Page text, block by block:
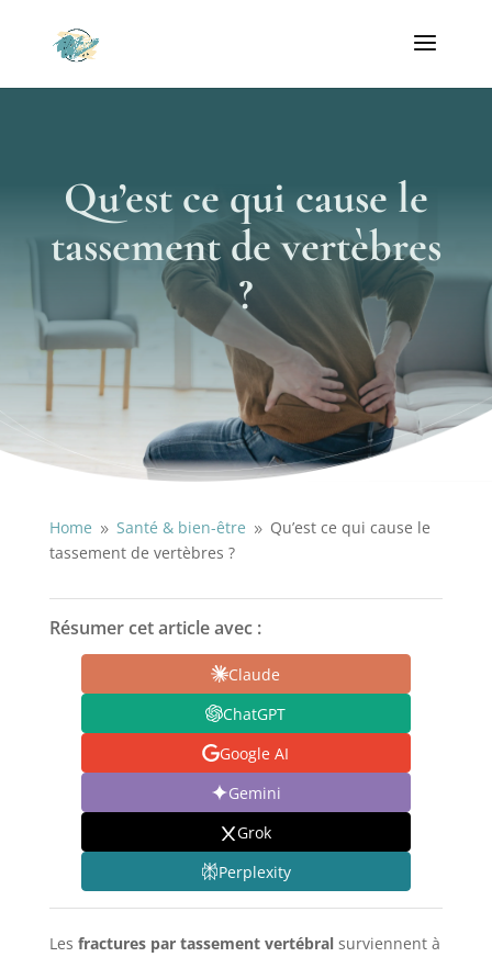
Qu’est ce qui cause le
tassement de vertèbres
?
Home 9 Santé & bien-être 9 Qu’est ce qui cause le
tassement de vertèbres ?
Résumer cet article avec :
Claude
ChatGPT
Google AI
Gemini
Grok
Perplexity
Les fractures par tassement vertébralsurviennent à